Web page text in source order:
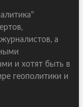
а
и хотят быть в
геополитики и